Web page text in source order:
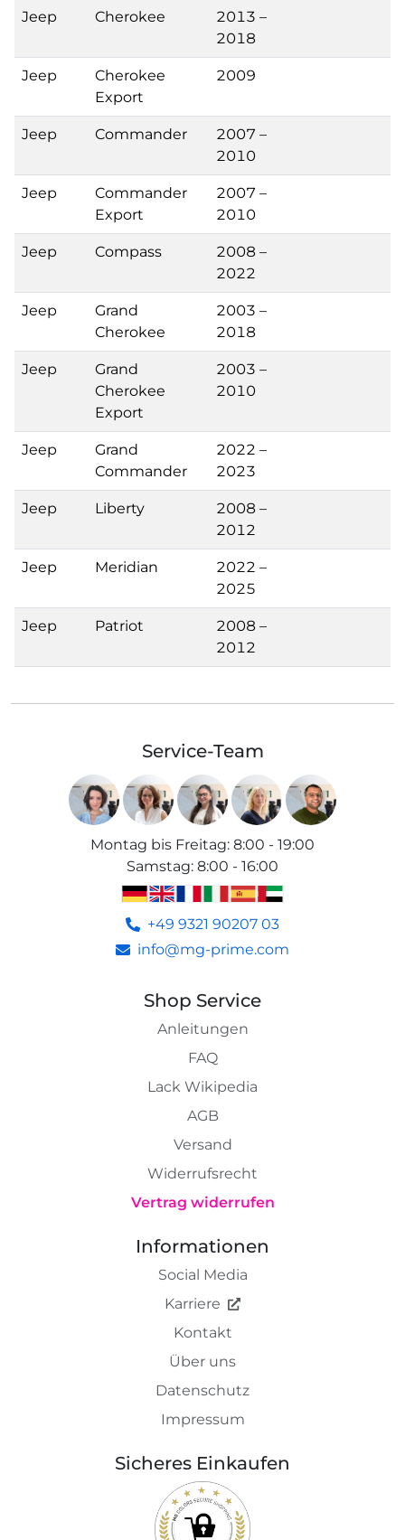
Jeep Cherokee
2013 –
2018
Jeep
Cherokee
Export
2009
Jeep Commander
2007 –
2010
Jeep
Commander
Export
2007 –
2010
Jeep Compass
2008 –
2022
Jeep
Grand
Cherokee
2003 –
2018
Jeep
Grand
Cherokee
Export
2003 –
2010
Jeep
Grand
Commander
2022 –
2023
Jeep Liberty
2008 –
2012
Jeep Meridian
2022 –
2025
Jeep Patriot
2008 –
2012
Service-Team
Montag bis Freitag: 8:00 - 19:00
Samstag: 8:00 - 16:00
+49 9321 90207 03
info@mg-prime.com
Shop Service
Anleitungen
FAQ
Lack Wikipedia
AGB
Versand
Widerrufsrecht
Vertrag widerrufen
Informationen
Social Media
Karriere
Kontakt
Über uns
Datenschutz
Impressum
Sicheres Einkaufen